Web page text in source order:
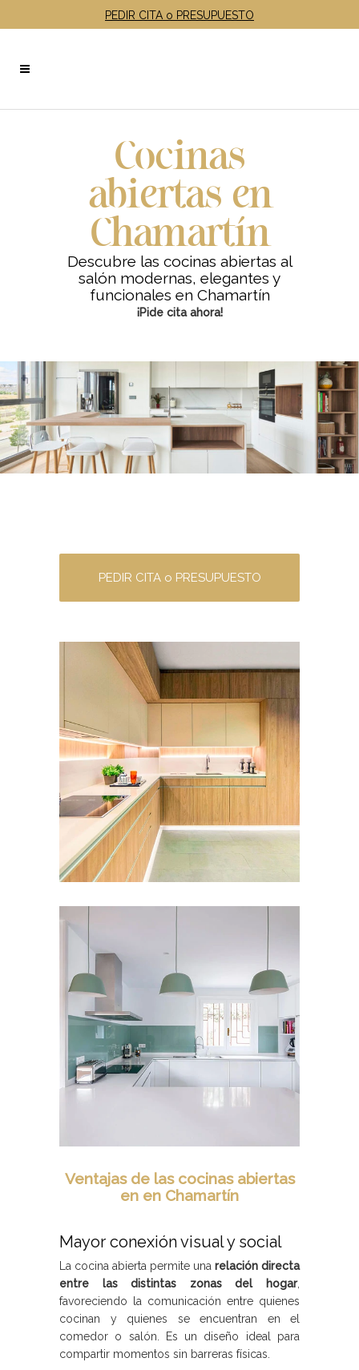
PEDIR CITA o PRESUPUESTO
Cocinas
abiertas en
Chamartín
Descubre las cocinas abiertas al
salón modernas, elegantes y
funcionales en Chamartín
¡Pide cita ahora!
PEDIR CITA o PRESUPUESTO
Ventajas de las cocinas abiertas
en en Chamartín
Mayor conexión visual y social
La cocina abierta permite una relación directa
entre las distintas zonas del hogar,
favoreciendo la comunicación entre quienes
cocinan y quienes se encuentran en el
comedor o salón. Es un diseño ideal para
compartir momentos sin barreras físicas.